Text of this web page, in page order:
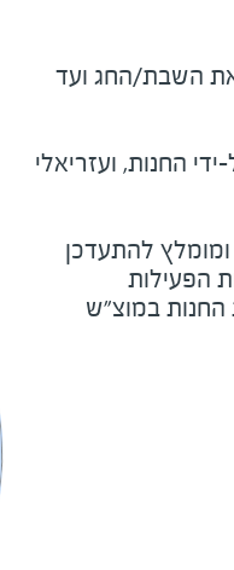
החנות, ועזריאלי
להתעדכן
הפעילות
החנות במוצ"ש